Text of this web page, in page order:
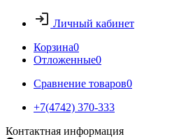
Личный кабинет
Корзина0
Отложенные0
Сравнение товаров0
+7(4742) 370-333
Контактная информация